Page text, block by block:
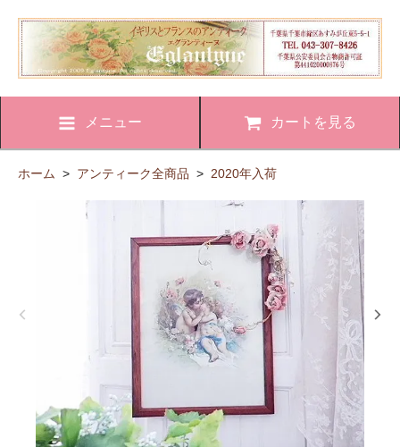
メニュー カートを見る
ホーム > アンティーク全商品 > 2020年入荷